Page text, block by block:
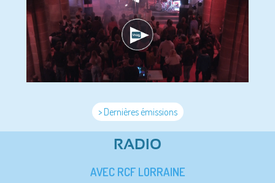
> Dernières émissions
RADIO
AVEC RCF LORRAINE